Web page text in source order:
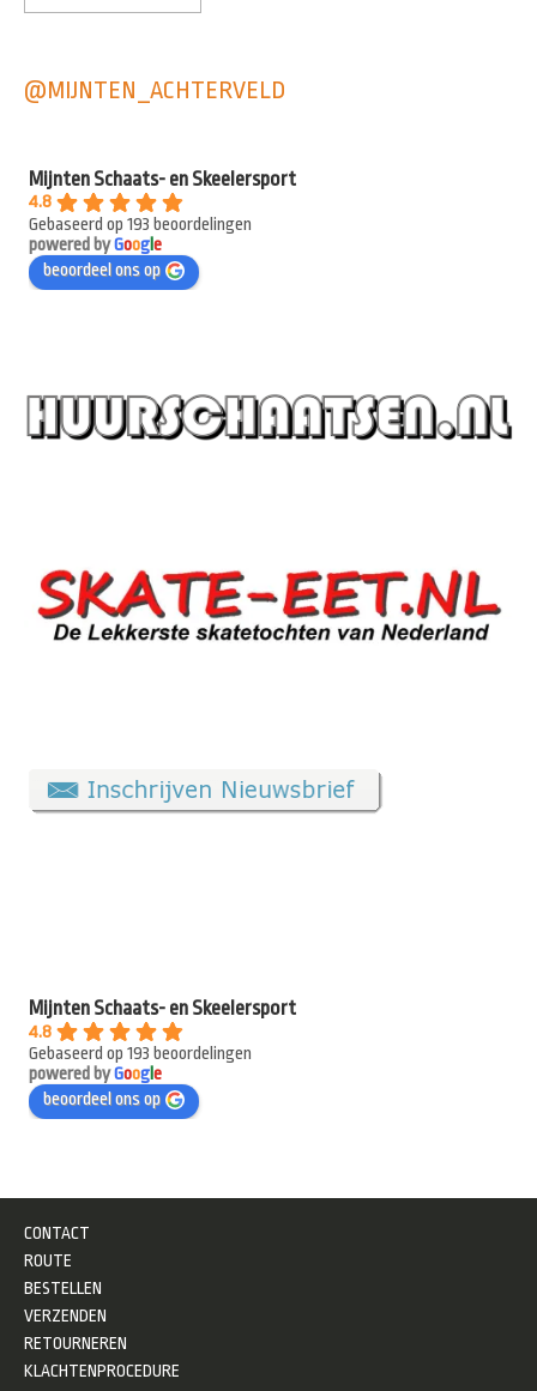
@MIJNTEN_ACHTERVELD
Mijnten Schaats- en Skeelersport
4.8
Gebaseerd op 193 beoordelingen
powered byGooge
beoordeel ons op
Mijnten Schaats- en Skeelersport
4.8
Gebaseerd op 193 beoordelingen
powered byGooge
beoordeel ons op
CONTACT
ROUTE
BESTELLEN
VERZENDEN
RETOURNEREN
KLACHTENPROCEDURE